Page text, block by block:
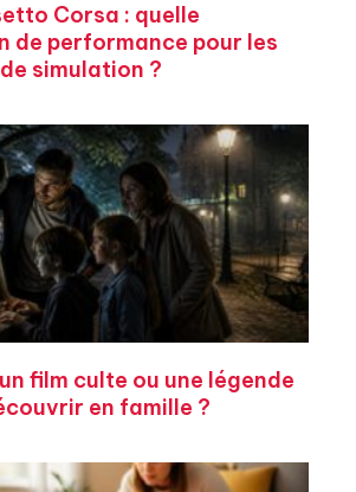
Corsa : quelle
de performance pour les
simulation ?
film culte ou une légende
en famille ?